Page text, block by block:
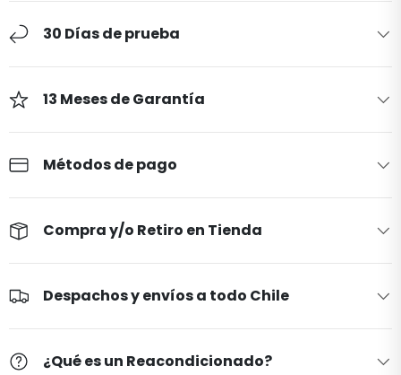
30 Días de prueba
13 Meses de Garantía
Métodos de pago
Compra y/o Retiro en Tienda
Despachos y envíos a todo Chile
¿Qué es un Reacondicionado?